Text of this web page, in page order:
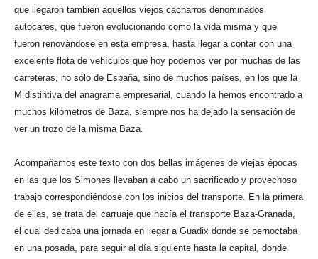
que llegaron también aquellos viejos cacharros denominados
autocares, que fueron evolucionando como la vida misma y que
fueron renovándose en esta empresa, hasta llegar a contar con una
excelente flota de vehículos que hoy podemos ver por muchas de las
carreteras, no sólo de España, sino de muchos países, en los que la
M distintiva del anagrama empresarial, cuando la hemos encontrado a
muchos kilómetros de Baza, siempre nos ha dejado la sensación de
ver un trozo de la misma Baza.
Acompañamos este texto con dos bellas imágenes de viejas épocas
en las que los Simones llevaban a cabo un sacrificado y provechoso
trabajo correspondiéndose con los inicios del transporte. En la primera
de ellas, se trata del carruaje que hacía el transporte Baza-Granada,
el cual dedicaba una jornada en llegar a Guadix donde se pernoctaba
en una posada, para seguir al día siguiente hasta la capital, donde